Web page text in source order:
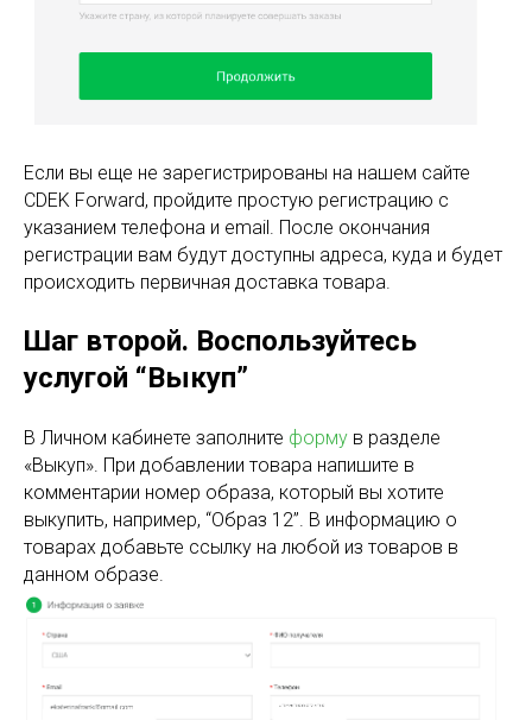
Если вы еще не зарегистрированы на нашем сайте
CDEK Forward, пройдите простую регистрацию с
указанием телефона и email. После окончания
регистрации вам будут доступны адреса, куда и будет
происходить первичная доставка товара.
Шаг второй. Воспользуйтесь
услугой “Выкуп”
В Личном кабинете заполните форму в разделе
«Выкуп». При добавлении товара напишите в
комментарии номер образа, который вы хотите
выкупить, например, “Образ 12”. В информацию о
товарах добавьте ссылку на любой из товаров в
данном образе.